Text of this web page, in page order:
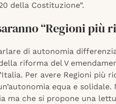
della Costituzione”.
“Regioni più
di autonomia
riforma del V
Per avere Regioni più
equa e
ma che si propone una